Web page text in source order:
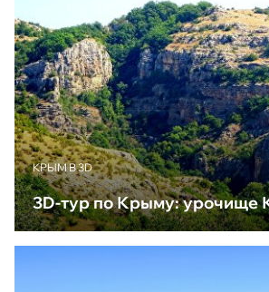
КРЫМ В 3D
3D-тур по Крыму: урочище